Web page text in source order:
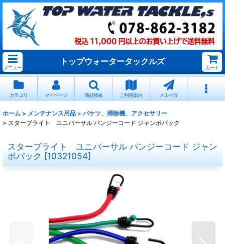
メニュー
トップウォータータックルズ
カート
カテゴリ マイページ 商品検索 ご利用案内 メルマガ
ホーム > メンテナンス用品 > バケツ、掃除機、アクセサリー
> スターブライト ユニバーサル バンジーコード ジャンボパック
スターブライト ユニバーサル バンジーコード ジャン
ボパック [10321054]